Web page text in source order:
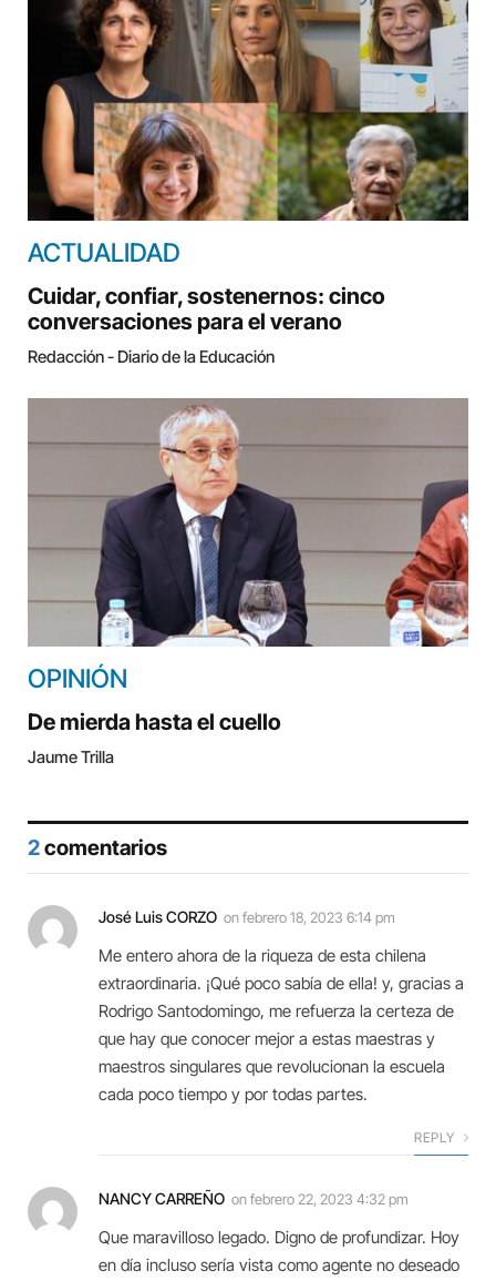
ACTUALIDAD
Cuidar, confiar, sostenernos: cinco
conversaciones para el verano
Redacción - Diario de la Educación
OPINIÓN
De mierda hasta el cuello
Jaume Trilla
2comentarios
José Luis CORZO onfebrero 18, 2023 6:14 pm
Me entero ahora de la riqueza de esta chilena
extraordinaria. ¡Qué poco sabía de ella! y, gracias a
Rodrigo Santodomingo, me refuerza la certeza de
que hay que conocer mejor a estas maestras y
maestros singulares que revolucionan la escuela
cada poco tiempo y por todas partes.
REPLY
NANCY CARREÑO onfebrero 22, 2023 4:32 pm
Que maravilloso legado. Digno de profundizar. Hoy
en día incluso sería vista como agente no deseado